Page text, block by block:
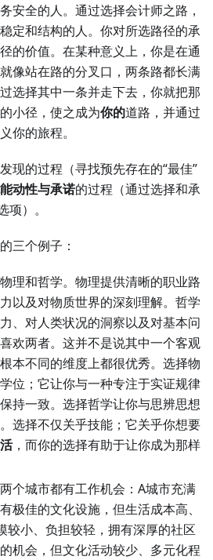
安全的人。通过选择会计师之路，
定和结构的人。你对所选路径的承
的价值。在某种意义上，你是在通
像站在路的分叉口，两条路都长满
选择其中一条并走下去，你就把那
小径，使之成为你的道路，并通过
你的旅程。
现的过程（寻找预先存在的“最佳”
动性与承诺的过程（通过选择和承
项）。
三个例子：
物理和哲学。物理提供清晰的职业路
以及对物质世界的深刻理解。哲学
、对人类状况的洞察以及对基本问
欢两者。这并不是说其中一个客观
本不同的维度上都很优秀。选择物
位；它让你与一种专注于实证规律
持一致。选择哲学让你与思辨思想
选择不仅关乎技能；它关乎你想要
，而你的选择有助于让你成为那样
个城市都有工作机会：A城市充满
极佳的文化设施，但生活成本高、
较小、负担较轻，拥有深厚的社区
机会，但文化活动较少、多元化程